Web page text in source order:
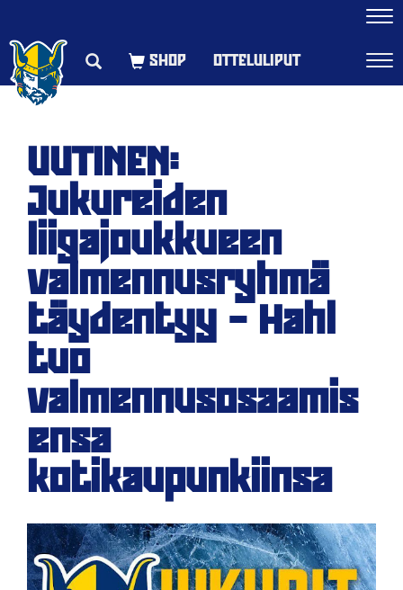
OTTELULIPUT
UUTINEN:
Jukureiden
liigajoukkueen
valmennusryhmä
täydentyy – Hahl
tuo
valmennusosaamis
ensa
kotikaupunkiinsa